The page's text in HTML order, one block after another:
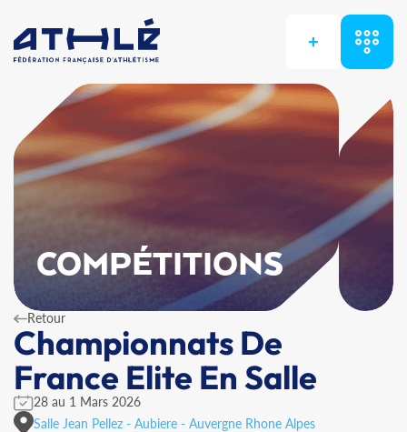
+
COMPÉTITIONS
Retour
Championnats De
France Elite En Salle
28 au 1 Mars 2026
Salle Jean Pellez - Aubiere - Auvergne Rhone Alpes